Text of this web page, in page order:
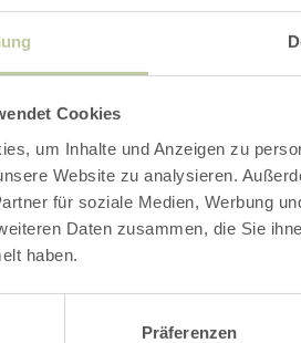
Cookies
um Inhalte und Anzeigen zu
Website zu analysieren.
für soziale Medien, Werbung
Daten zusammen, die Sie
haben.
Präferenzen